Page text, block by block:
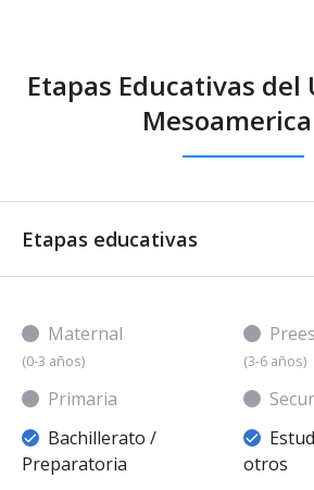
Etapas Educativas
Etapas educativas
Maternal
(0-3 años) (3-6 años)
Primaria
Bachillerato /
Preparatoria
otros